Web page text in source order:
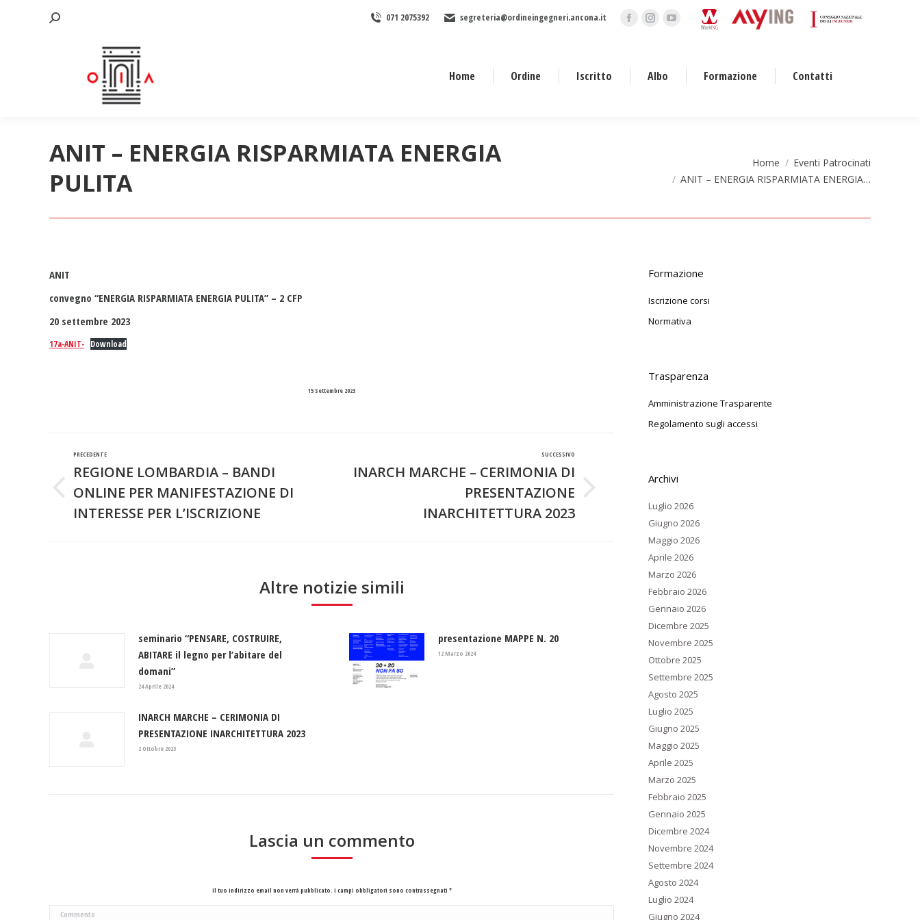
Cerca: 071 2075392 segreteria@ordineingegneri.ancona.it
FacebookInstagram
in
YouTube
Home Ordine Iscritto Albo Formazione Contatti
ANIT – ENERGIA RISPARMIATA ENERGIA
PULITA
Home
Eventi Patrocinati
ANIT – ENERGIA RISPARMIATA ENERGIA…
ANIT
convegno “ENERGIA RISPARMIATA ENERGIA PULITA” – 2 CFP
20 settembre 2023
17a-ANIT- Download
15 Settembre 2023
Naviga
tra
PRECEDENTE
Post
precedente:
REGIONE LOMBARDIA – BANDI
ONLINE PER MANIFESTAZIONE DI
INTERESSE PER L’ISCRIZIONE
SUCCESSIVO
INARCH MARCHE – CERIMONIA DI
PRESENTAZIONE
INARCHITETTURA 2023
Altre notizie simili
seminario “PENSARE, COSTRUIRE,
ABITARE il legno per l’abitare del
domani”
24 Aprile 2024
presentazione MAPPE N. 20
12 Marzo 2024
INARCH MARCHE – CERIMONIA DI
PRESENTAZIONE INARCHITETTURA 2023
2 Ottobre 2023
Lascia un commento
Il tuo indirizzo email non verrà pubblicato. I campi obbligatori sono contrassegnati *
Commento
Formazione
Iscrizione corsi
Normativa
Trasparenza
Amministrazione Trasparente
Regolamento sugli accessi
Archivi
Luglio 2026
Giugno 2026
Maggio 2026
Aprile 2026
Marzo 2026
Febbraio 2026
Gennaio 2026
Dicembre 2025
Novembre 2025
Ottobre 2025
Settembre 2025
Agosto 2025
Luglio 2025
Giugno 2025
Maggio 2025
Aprile 2025
Marzo 2025
Febbraio 2025
Gennaio 2025
Dicembre 2024
Novembre 2024
Settembre 2024
Agosto 2024
Luglio 2024
Giugno 2024